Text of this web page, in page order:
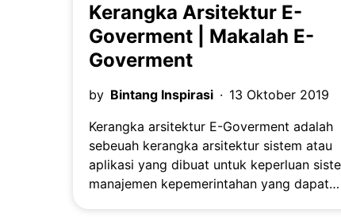
Kerangka Arsitektur E-
Goverment | Makalah E-
Goverment
by Bintang Inspirasi
13 Oktober 2019
Kerangka arsitektur E-Goverment adalah
sebeuah kerangka arsitektur sistem atau
aplikasi yang dibuat untuk keperluan
manajemen kepemerintahan yang dapat…